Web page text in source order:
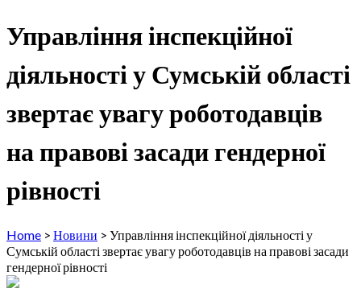
Управління інспекційної
діяльності у Сумській області
звертає увагу роботодавців
на правові засади гендерної
рівності
Home > Новини > Управління інспекційної діяльності у
Сумській області звертає увагу роботодавців на правові засади
гендерної рівності